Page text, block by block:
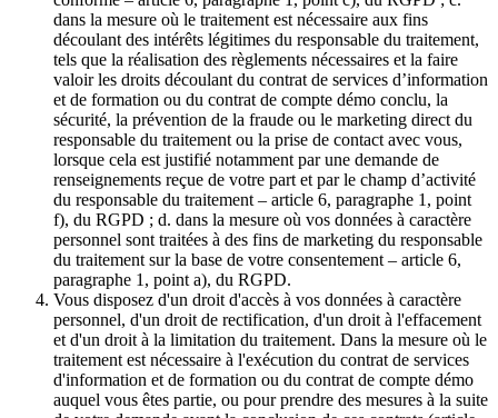
dans la mesure où le traitement est nécessaire aux fins
découlant des intérêts légitimes du responsable du traitement,
tels que la réalisation des règlements nécessaires et la faire
valoir les droits découlant du contrat de services d’information
et de formation ou du contrat de compte démo conclu, la
sécurité, la prévention de la fraude ou le marketing direct du
responsable du traitement ou la prise de contact avec vous,
lorsque cela est justifié notamment par une demande de
renseignements reçue de votre part et par le champ d’activité
du responsable du traitement – article 6, paragraphe 1, point
f), du RGPD ; d. dans la mesure où vos données à caractère
personnel sont traitées à des fins de marketing du responsable
du traitement sur la base de votre consentement – article 6,
paragraphe 1, point a), du RGPD.
Vous disposez d'un droit d'accès à vos données à caractère
personnel, d'un droit de rectification, d'un droit à l'effacement
et d'un droit à la limitation du traitement. Dans la mesure où le
traitement est nécessaire à l'exécution du contrat de services
d'information et de formation ou du contrat de compte démo
auquel vous êtes partie, ou pour prendre des mesures à la suite